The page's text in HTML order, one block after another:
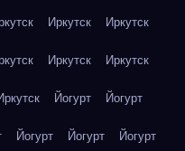
Иркутск Иркутск
Иркутск Иркутск
Йогурт Йогурт
Йогурт Йогурт Йогурт